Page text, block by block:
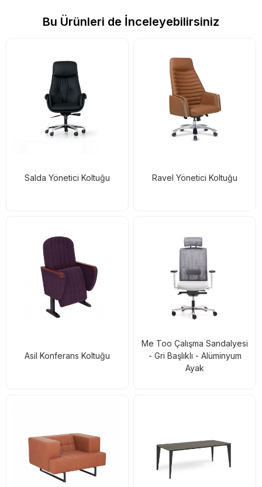
Bu Ürünleri de İnceleyebilirsiniz
Salda Yönetici Koltuğu Ravel Yönetici Koltuğu
Asil Konferans Koltuğu
Me Too Çalışma Sandalyesi
- Gri Başlıklı - Alüminyum
Ayak